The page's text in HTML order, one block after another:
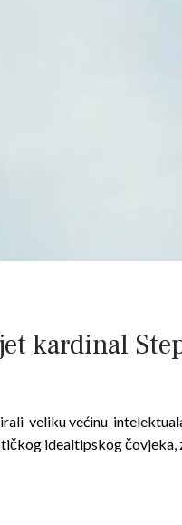
kardinal
veliku većinu
idealtipskog